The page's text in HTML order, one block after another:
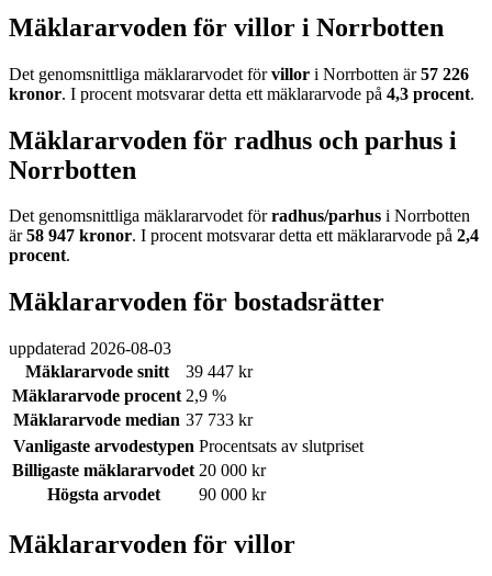
Mäklararvoden för villor i Norrbotten
Det genomsnittliga mäklararvodet förvillor i Norrbotten är57 226
kronor. I procent motsvarar detta ett mäklararvode på 4,3 procent.
Mäklararvoden för radhus och parhus i
Norrbotten
Det genomsnittliga mäklararvodet förradhus/parhus i Norrbotten
är58 947 kronor. I procent motsvarar detta ett mäklararvode på 2,4
procent.
Mäklararvoden för bostadsrätter
uppdaterad 2026-08-03
Mäklararvode snitt
39 447 kr
Mäklararvode procent 2,9 %
Mäklararvode median 37 733 kr
Vanligaste arvodestypen Procentsats av slutpriset
Billigaste mäklararvodet 20 000 kr
Högsta arvodet
90 000 kr
Mäklararvoden för villor